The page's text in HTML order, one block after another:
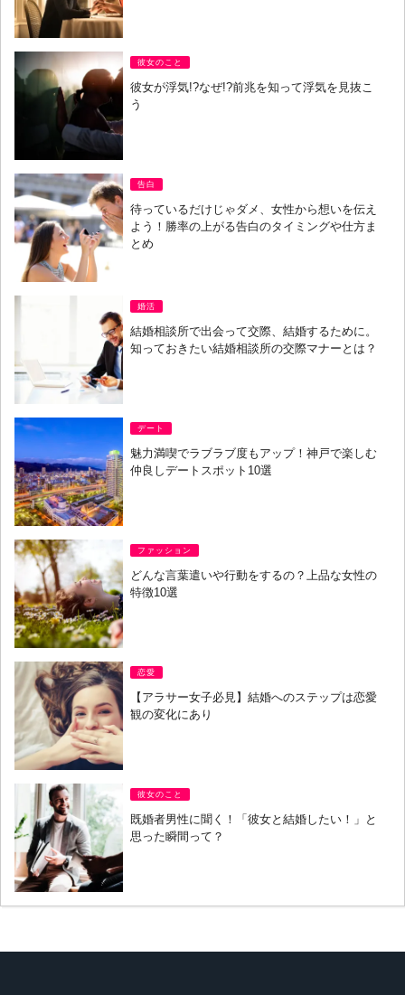
彼女のこと
彼女が浮気!?なぜ!?前兆を知って浮気を見抜こ
う
告白
待っているだけじゃダメ、女性から想いを伝え
よう！勝率の上がる告白のタイミングや仕方ま
とめ
婚活
結婚相談所で出会って交際、結婚するために。
知っておきたい結婚相談所の交際マナーとは？
デート
魅力満喫でラブラブ度もアップ！神戸で楽しむ
仲良しデートスポット10選
ファッション
どんな言葉遣いや行動をするの？上品な女性の
特徴10選
恋愛
【アラサー女子必見】結婚へのステップは恋愛
観の変化にあり
彼女のこと
既婚者男性に聞く！「彼女と結婚したい！」と
思った瞬間って？